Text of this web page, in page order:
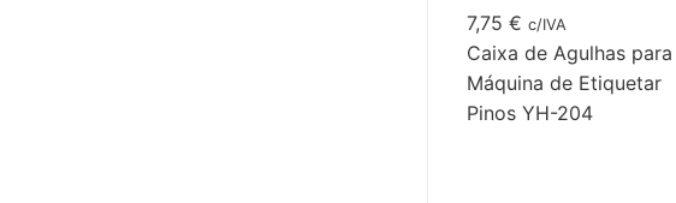
7,75 € c/IVA
Caixa de Agulhas para
Máquina de Etiquetar
Pinos YH-204